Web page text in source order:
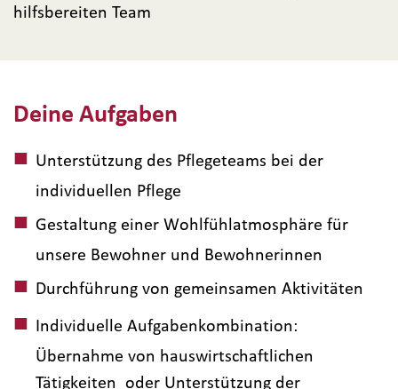
Deine Aufgaben
Unterstützung des Pflegeteams bei der
individuellen Pflege
Gestaltung einer Wohlfühlatmosphäre für
unsere Bewohner und Bewohnerinnen
Durchführung von gemeinsamen Aktivitäten
Individuelle Aufgabenkombination:
Übernahme von hauswirtschaftlichen
Tätigkeiten oder Unterstützung der
hilfsbereiten Team